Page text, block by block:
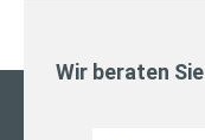
Wir beraten